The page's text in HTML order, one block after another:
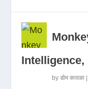
byडोम कावळा